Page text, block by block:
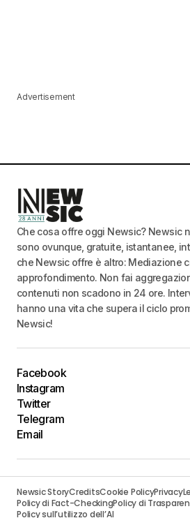
Advertisement
Che cosa offre oggi Newsic? Newsic
sono ovunque, gratuite, istantanee,
che Newsic offre è altro: Mediazione
approfondimento. Non fai
contenuti non scadono in 24 ore.
hanno una vita che supera il ciclo
Newsic!
Facebook
Instagram
Twitter
Telegram
Email
Newsic StoryCreditsCookie PolicyPrivacy
Policy di Fact-CheckingPolicy di
Policy sull’utilizzo dell’AI